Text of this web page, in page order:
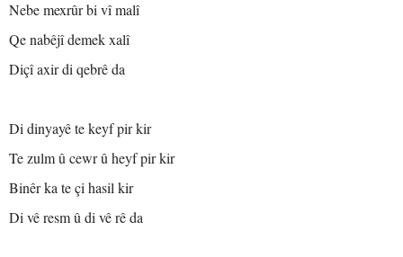
Nebe mexrûr bi vî malî
Qe nabêjî demek xalî
Diçî axir di qebrê da
Di dinyayê te keyf pir kir
Te zulm û cewr û heyf pir kir
Binêr ka te çi hasil kir
Di vê resm û di vê rê da